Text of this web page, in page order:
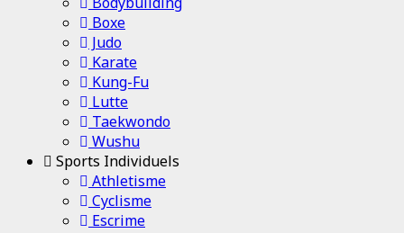
Boxe
Judo
Karate
Kung-Fu
Lutte
Taekwondo
Wushu
Sports Individuels
Athletisme
Cyclisme
Escrime